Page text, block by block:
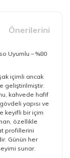
Önerileriniz
Uyumlu – %80
içimli ancak
geliştirilmiştir.
kahvede hafif
yapısı ve
keyifli bir içim
özellikle
profillerini
Günün her
sunar.